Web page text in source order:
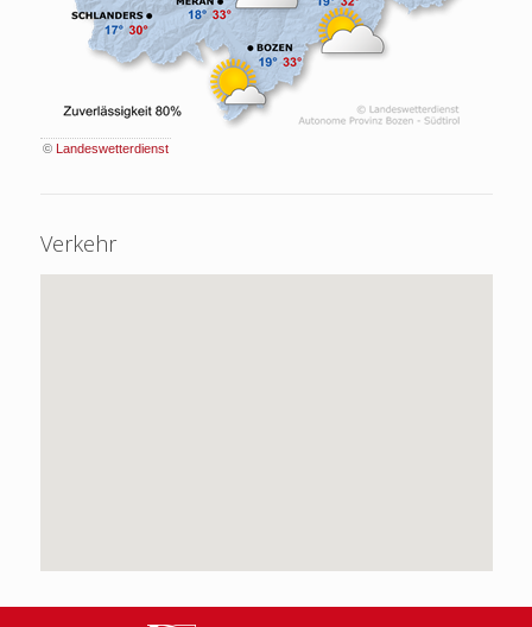
© Landeswetterdienst
Verkehr